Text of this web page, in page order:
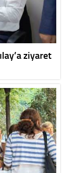
ziyaret